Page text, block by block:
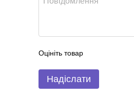
Оцініть товар
Надіслати